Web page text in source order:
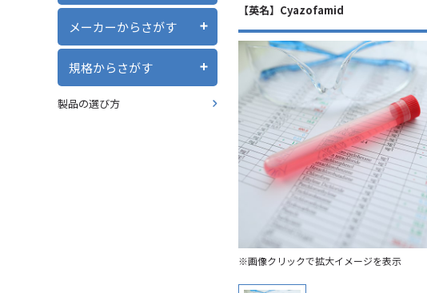
メーカーからさがす
規格からさがす
製品の選び方
【英名】Cyazofamid
※画像クリックで拡大イメージを表示